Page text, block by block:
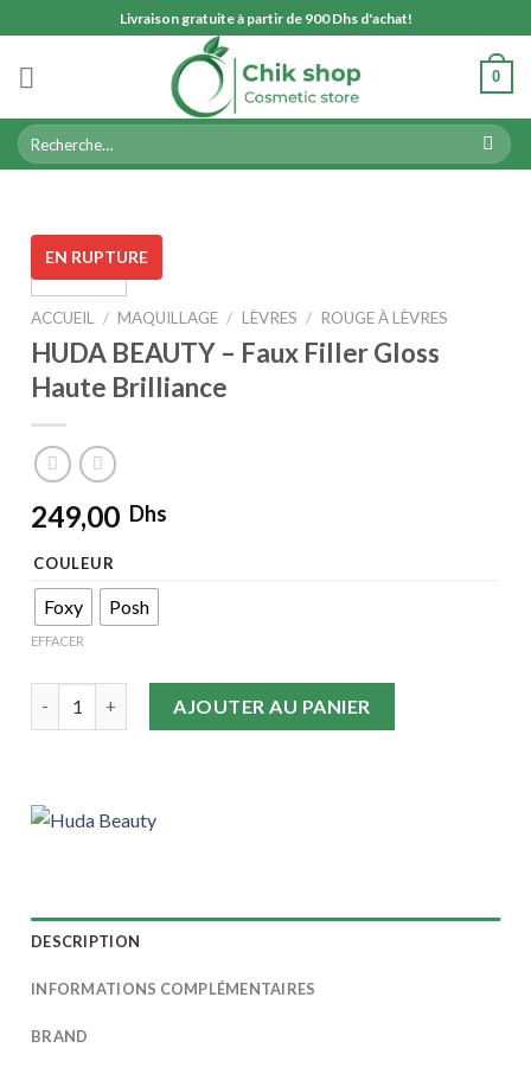
to
content
Livraison gratuite à partir de 900 Dhs d'achat!
0
Recherche
pour :
EN RUPTURE
ACCUEIL / MAQUILLAGE / LÈVRES / ROUGE À LÈVRES
HUDA BEAUTY – Faux Filler Gloss
Haute Brilliance
249,00 Dhs
COULEUR
Foxy Posh
EFFACER
AJOUTER AU PANIER
DESCRIPTION
INFORMATIONS COMPLÉMENTAIRES
BRAND